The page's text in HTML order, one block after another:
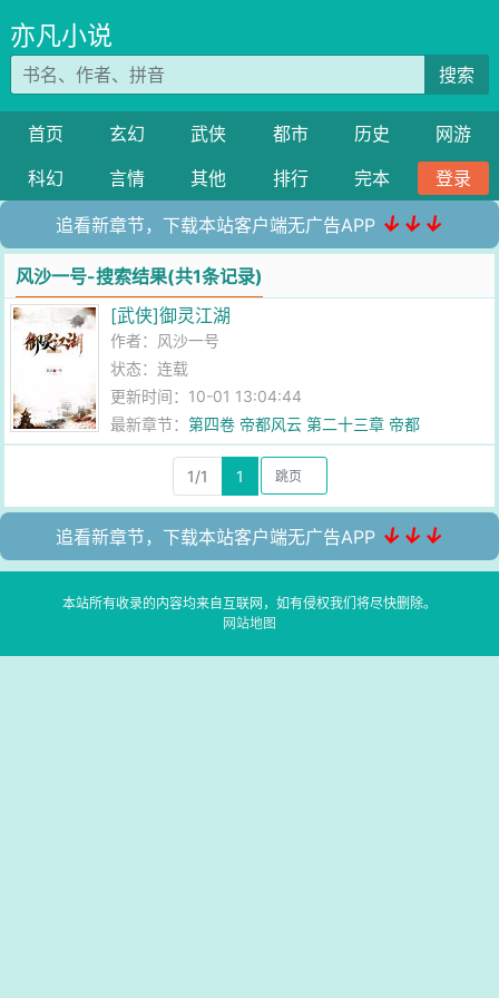
亦凡小说
搜索
首页 玄幻 武侠 都市 历史
网游
科幻
言情 其他 排行 完本 登录
追看新章节，下载本站客户端无广告APP ↓↓↓
风沙一号-搜索结果(共1条记录)
[武侠]御灵江湖
作者： 风沙一号
状态：连载
更新时间：10-01 13:04:44
最新章节：第四卷 帝都风云 第二十三章 帝都
1/1 1
追看新章节，下载本站客户端无广告APP ↓↓↓
本站所有收录的内容均来自互联网，如有侵权我们将尽快删除。
网站地图